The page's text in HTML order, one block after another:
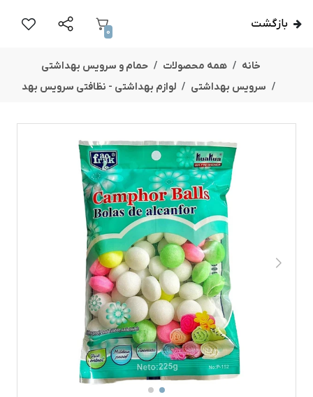
بازگشت
0
خانه همه محصولات
حمام و سرویس بهداشتی
سرویس بهداشتی
لوازم بهداشتی - نظافتی سرویس بهد